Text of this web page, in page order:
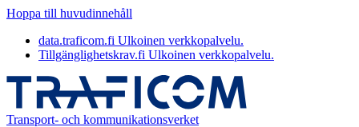
Hoppa till huvudinnehåll
data.traficom.fi Ulkoinen verkkopalvelu.
Tillgänglighetskrav.fi Ulkoinen verkkopalvelu.
Transport- och kommunikationsverket